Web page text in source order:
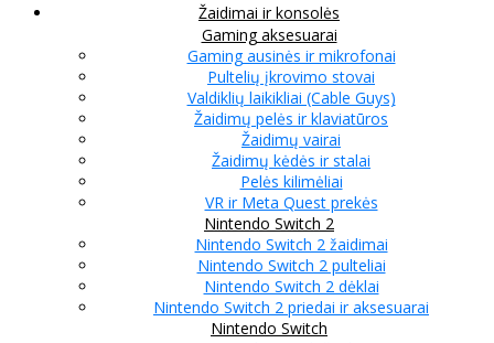
Žaidimai ir konsolės
Gaming aksesuarai
Gaming ausinės ir mikrofonai
Pultelių įkrovimo stovai
Valdiklių laikikliai (Cable Guys)
Žaidimų pelės ir klaviatūros
Žaidimų vairai
Žaidimų kėdės ir stalai
Pelės kilimėliai
VR ir Meta Quest prekės
Nintendo Switch 2
Nintendo Switch 2 žaidimai
Nintendo Switch 2 pulteliai
Nintendo Switch 2 dėklai
Nintendo Switch 2 priedai ir aksesuarai
Nintendo Switch